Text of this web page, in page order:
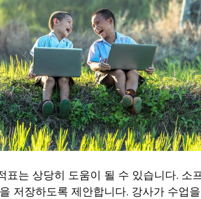
표는 상당히 도움이 될 수 있습니다. 소
저장하도록 제안합니다. 강사가 수업